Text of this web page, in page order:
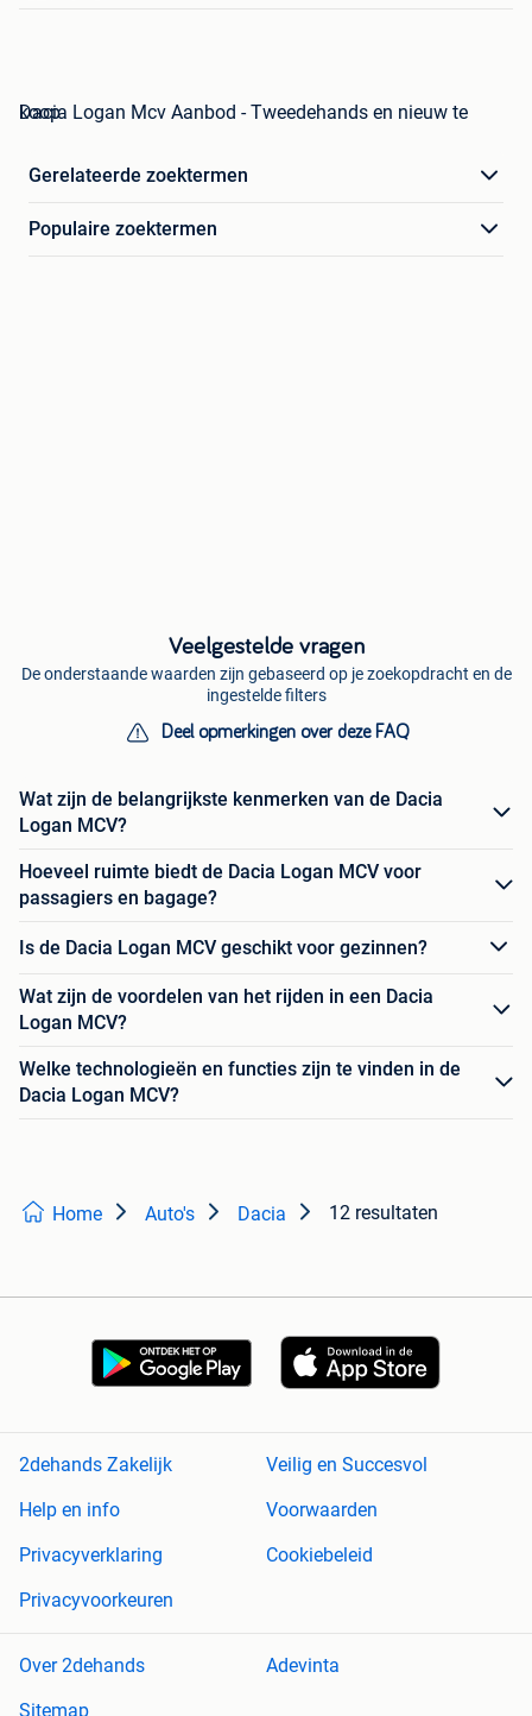
Dacia Logan Mcv Aanbod - Tweedehands en nieuw te koop
Gerelateerde zoektermen
Populaire zoektermen
Veelgestelde vragen
De onderstaande waarden zijn gebaseerd op je zoekopdracht en de
ingestelde filters
Deel opmerkingen over deze FAQ
Wat zijn de belangrijkste kenmerken van de Dacia
Logan MCV?
Hoeveel ruimte biedt de Dacia Logan MCV voor
passagiers en bagage?
Is de Dacia Logan MCV geschikt voor gezinnen?
Wat zijn de voordelen van het rijden in een Dacia
Logan MCV?
Welke technologieën en functies zijn te vinden in de
Dacia Logan MCV?
Home Auto's Dacia 12 resultaten
2dehands Zakelijk
Veilig en Succesvol
Help en info
Voorwaarden
Privacyverklaring
Cookiebeleid
Privacyvoorkeuren
Over 2dehands
Adevinta
Sitemap